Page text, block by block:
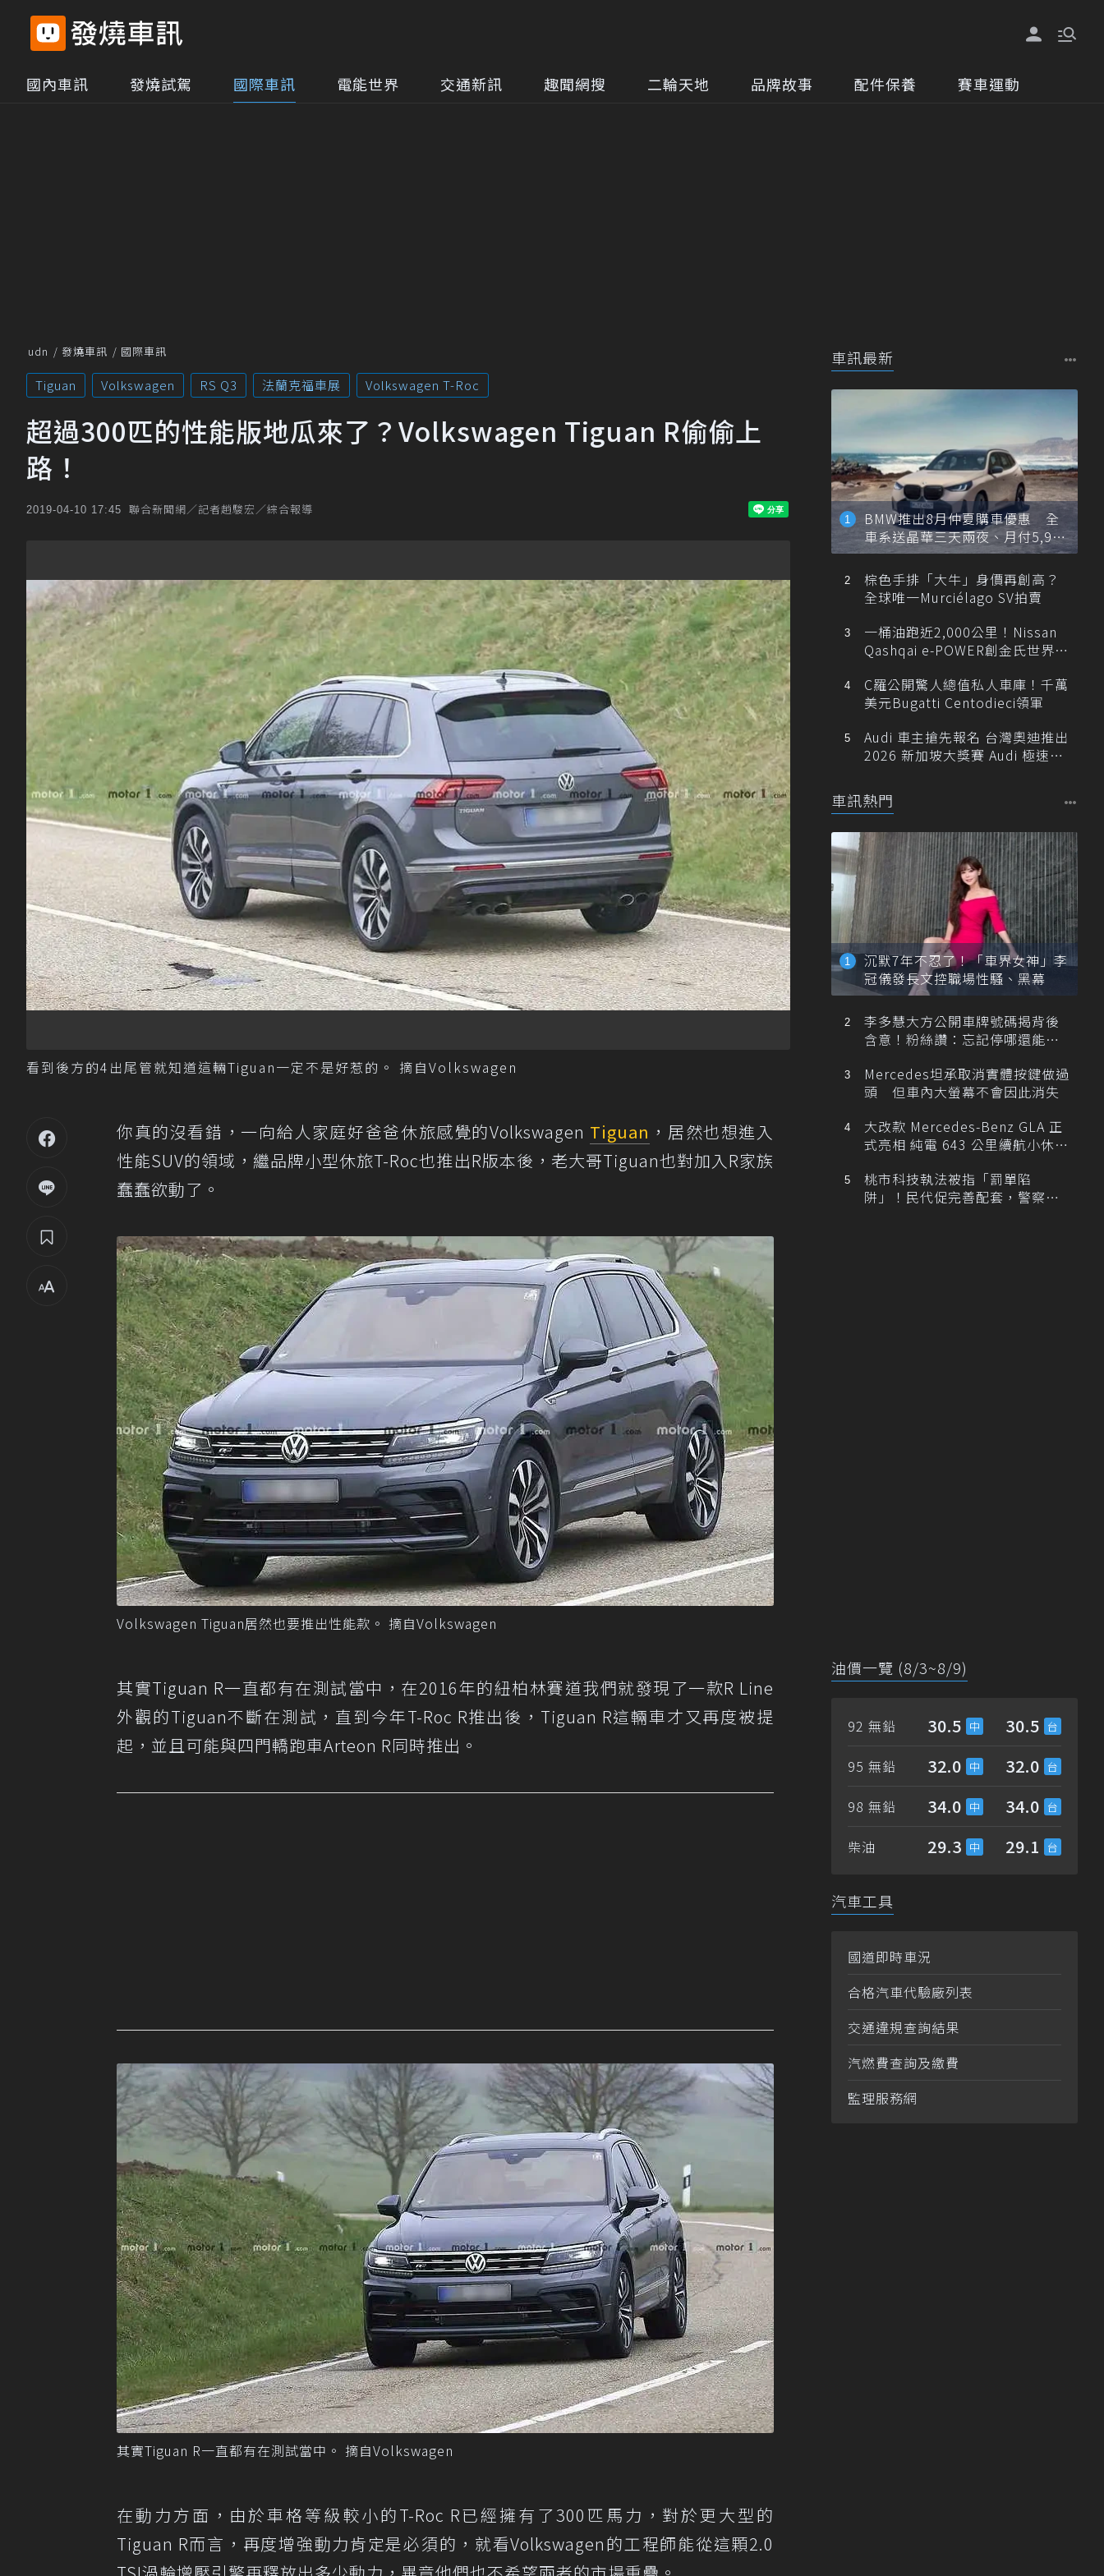
國內車訊 發燒試駕 國際車訊 電能世界 交通新訊 趣聞網搜 二輪天地 品牌故事 配件保養 賽車運動
udn 發燒車訊 國際車訊
Tiguan Volkswagen RS Q3 法蘭克福車展 Volkswagen T-Roc
超過300匹的性能版地瓜來了？Volkswagen Tiguan R偷偷上
路！
2019-04-10 17:45 聯合新聞網／記者趙駿宏／綜合報導
看到後方的4出尾管就知道這輛Tiguan一定不是好惹的。 摘自Volkswagen
你真的沒看錯，一向給人家庭好爸爸休旅感覺的Volkswagen Tiguan ，居然也想進入
性能SUV的領域，繼品牌小型休旅T-Roc也推出R版本後，老大哥Tiguan也對加入R家族
蠢蠢欲動了。
Volkswagen Tiguan居然也要推出性能款。 摘自Volkswagen
其實Tiguan R一直都有在測試當中，在2016年的紐柏林賽道我們就發現了一款R Line
外觀的Tiguan不斷在測試，直到今年T-Roc R推出後，Tiguan R這輛車才又再度被提
起，並且可能與四門轎跑車Arteon R同時推出。
其實Tiguan R一直都有在測試當中。 摘自Volkswagen
在動力方面，由於車格等級較小的T-Roc R已經擁有了300匹馬力，對於更大型的
Tiguan R而言，再度增強動力肯定是必須的，就看Volkswagen的工程師能從這顆2.0
車訊最新
BMW推出8月仲夏購車優惠 全
車系送晶華三天兩夜、月付5,900
元起
棕色手排「大牛」身價再創高？
全球唯一Murciélago SV拍賣
一桶油跑近2,000公里！Nissan
Qashqai e-POWER創金氏世界紀
C羅公開驚人總值私人車庫！千萬
美元Bugatti Centodieci領軍
Audi 車主搶先報名 台灣奧迪推出
2026 新加坡大獎賽 Audi 極速之
車訊熱門
沉默7年不忍了！「車界女神」李
冠儀發長文控職場性騷、黑幕
李多慧大方公開車牌號碼揭背後
含意！粉絲讚：忘記停哪還能幫
Mercedes坦承取消實體按鍵做過
頭 但車內大螢幕不會因此消失
大改款 Mercedes-Benz GLA 正
式亮相 純電 643 公里續航小休
桃市科技執法被指「罰單陷
阱」！民代促完善配套，警察局
油價一覽 (8/3~8/9)
92 無鉛 30.5 30.5
95 無鉛 32.0 32.0
98 無鉛 34.0 34.0
柴油 29.3 29.1
汽車工具
國道即時車況
合格汽車代驗廠列表
交通違規查詢結果
汽燃費查詢及繳費
監理服務網